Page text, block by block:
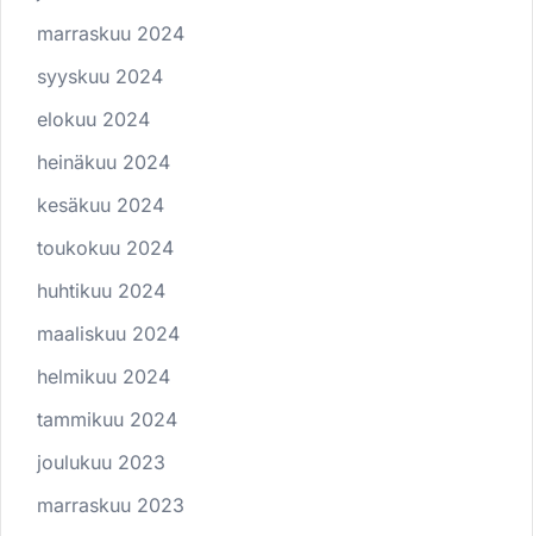
marraskuu 2024
syyskuu 2024
elokuu 2024
heinäkuu 2024
kesäkuu 2024
toukokuu 2024
huhtikuu 2024
maaliskuu 2024
helmikuu 2024
tammikuu 2024
joulukuu 2023
marraskuu 2023